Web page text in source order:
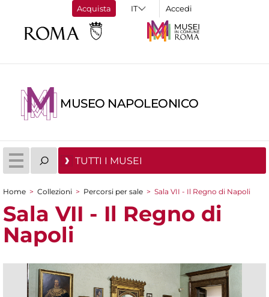
Acquista Accedi
MUSEO NAPOLEONICO
TUTTI I MUSEI
Tu sei qui
Home > Collezioni > Percorsi per sale > Sala VII - Il Regno di Napoli
Sala VII - Il Regno di
Napoli